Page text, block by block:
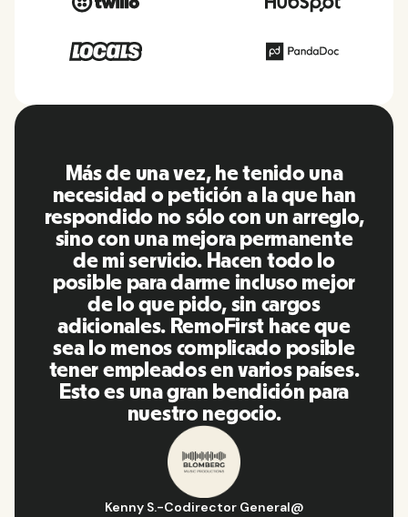
RemoFirst es una plataforma
increíble, todo es muy fácil de
y fácil de usar en comparación con
otras herramientas que he
utilizando en el pasado. Inna y el
equipo fueron puntuales y
respondieron a mis preguntas de
manera más que oportuna,
¡además de hacernos la vida
fácil! Un gran equipo y una gran
plataforma, la recomendaré
encarecidamente a mi red.
Hugo D.-Director de Operaciones y Estrategia